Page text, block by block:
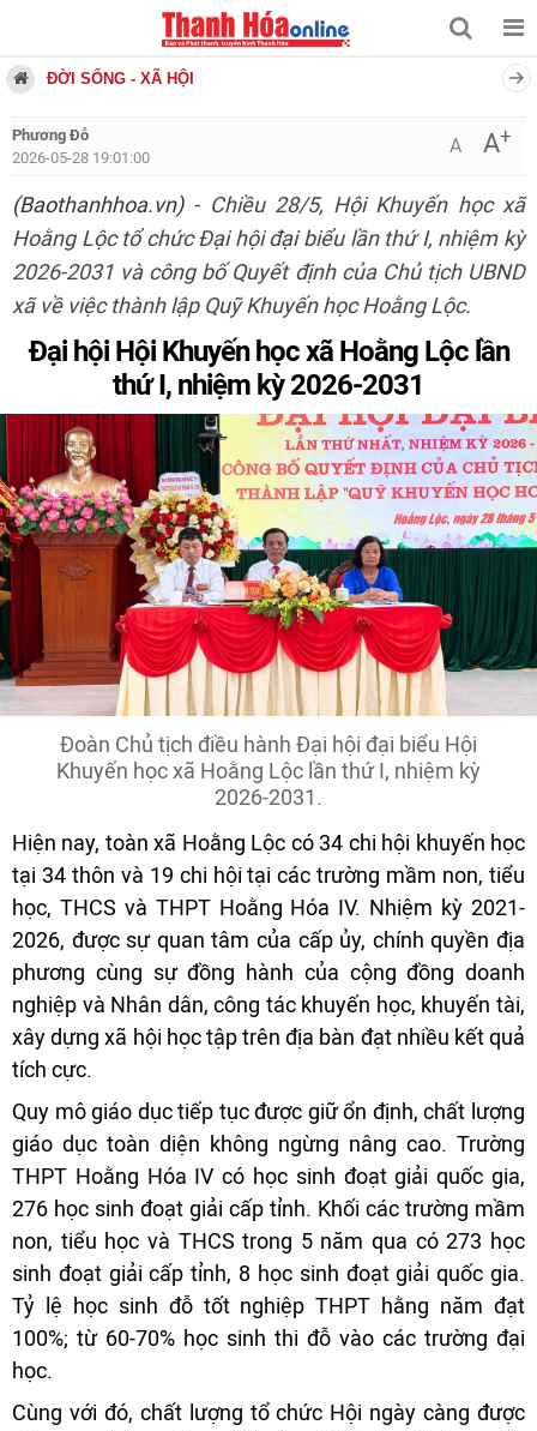
ĐỜI SỐNG - XÃ HỘI
Phương Đỗ
2026-05-28 19:01:00
A A+
(Baothanhhoa.vn)- Chiều 28/5, Hội Khuyến học xã
Hoằng Lộc tổ chức Đại hội đại biểu lần thứ I, nhiệm kỳ
2026-2031 và công bố Quyết định của Chủ tịch UBND
xã về việc thành lập Quỹ Khuyến học Hoằng Lộc.
Đại hội Hội Khuyến học xã Hoằng Lộc lần
thứ I, nhiệm kỳ 2026-2031
Đoàn Chủ tịch điều hành Đại hội đại biểu Hội
Khuyến học xã Hoằng Lộc lần thứ I, nhiệm kỳ
2026-2031.
Hiện nay, toàn xã Hoằng Lộc có 34 chi hội khuyến học
tại 34 thôn và 19 chi hội tại các trường mầm non, tiểu
học, THCS và THPT Hoằng Hóa IV. Nhiệm kỳ 2021-
2026, được sự quan tâm của cấp ủy, chính quyền địa
phương cùng sự đồng hành của cộng đồng doanh
nghiệp và Nhân dân, công tác khuyến học, khuyến tài,
xây dựng xã hội học tập trên địa bàn đạt nhiều kết quả
tích cực.
Quy mô giáo dục tiếp tục được giữ ổn định, chất lượng
giáo dục toàn diện không ngừng nâng cao. Trường
THPT Hoằng Hóa IV có học sinh đoạt giải quốc gia,
276 học sinh đoạt giải cấp tỉnh. Khối các trường mầm
non, tiểu học và THCS trong 5 năm qua có 273 học
sinh đoạt giải cấp tỉnh, 8 học sinh đoạt giải quốc gia.
Tỷ lệ học sinh đỗ tốt nghiệp THPT hằng năm đạt
100%; từ 60-70% học sinh thi đỗ vào các trường đại
học.
Cùng với đó, chất lượng tổ chức Hội ngày càng được